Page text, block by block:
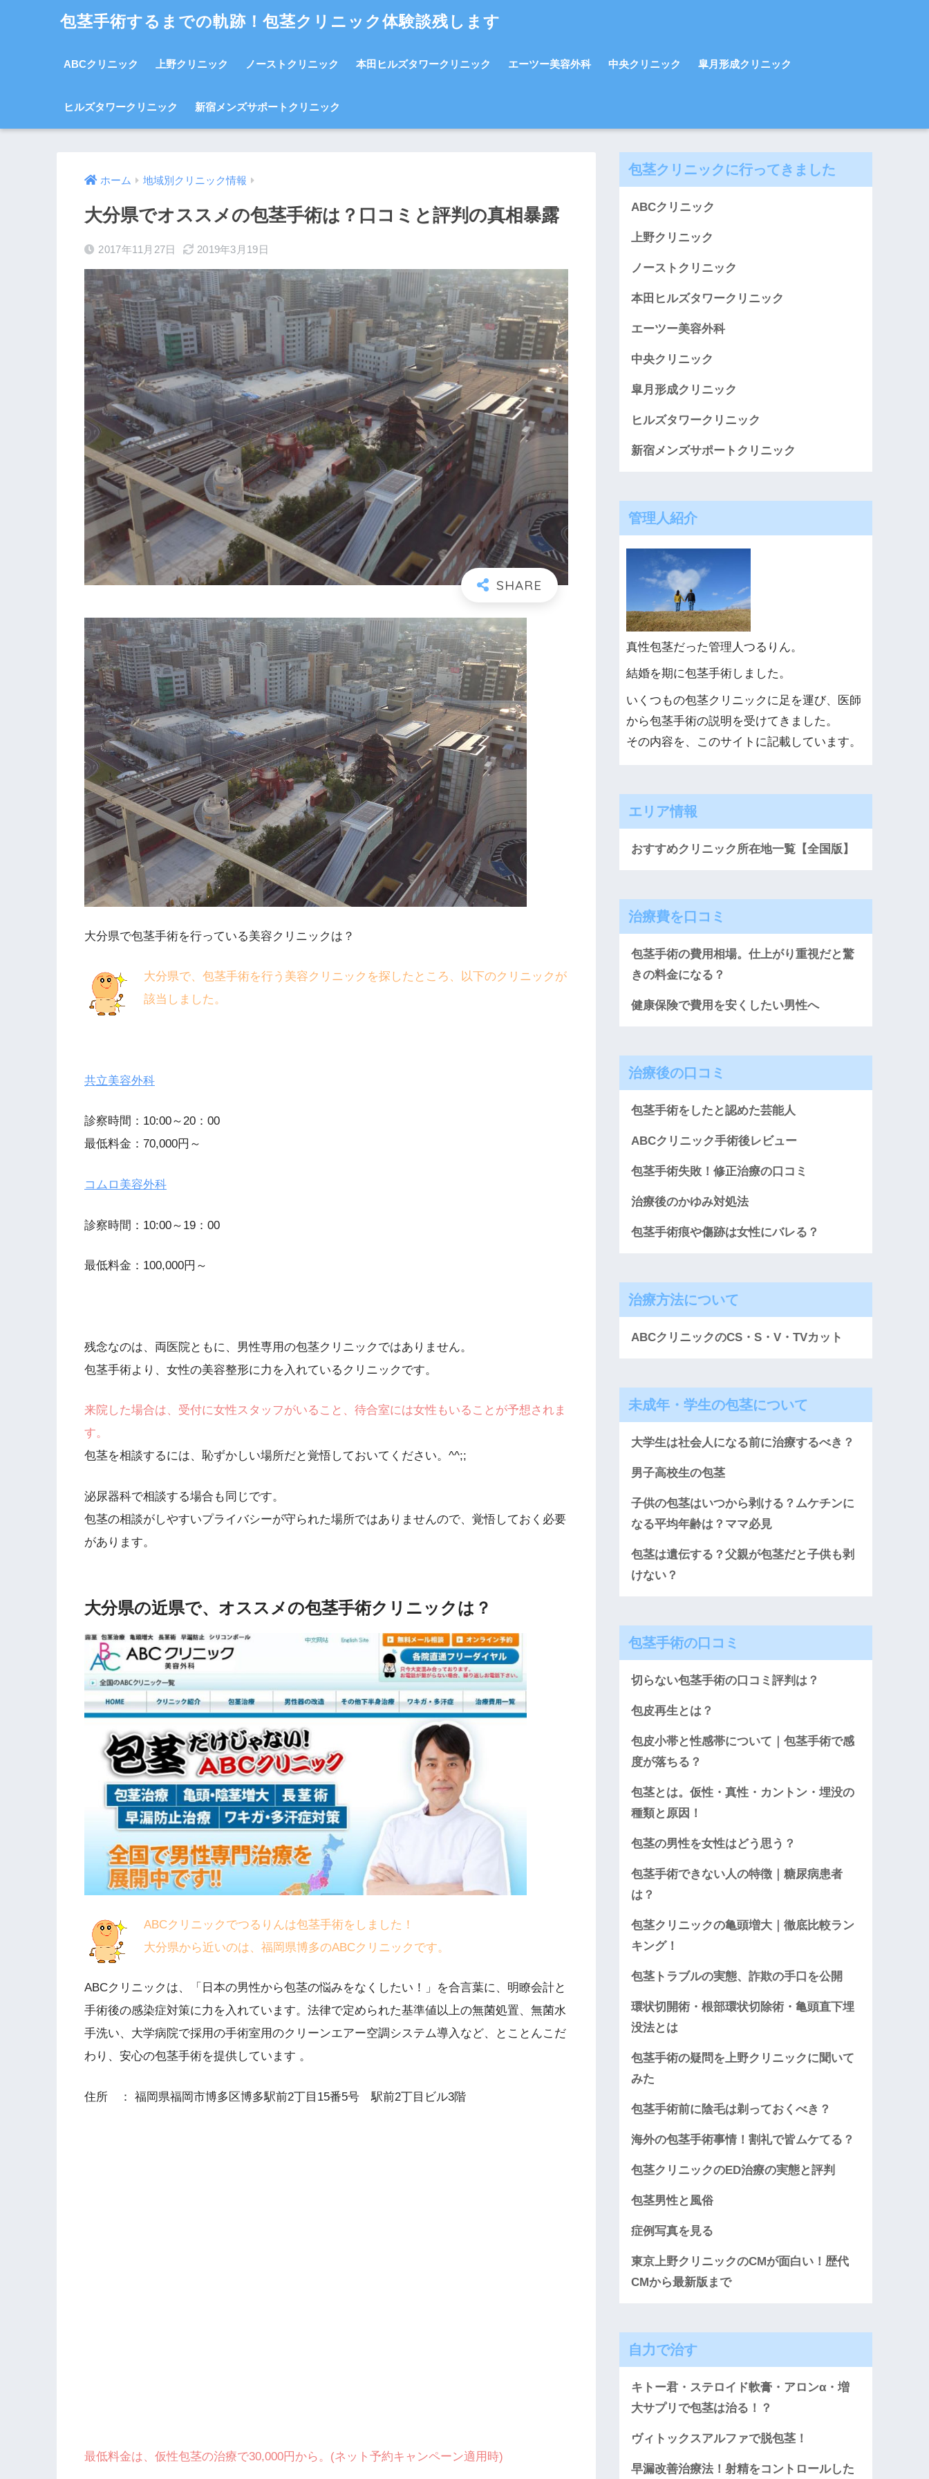
包茎手術するまでの軌跡！包茎クリニック体験談残します
ABCクリニック 上野クリニック ノーストクリニック 本田ヒルズタワークリニック エーツー美容外科 中央クリニック 皐月形成クリニック
ヒルズタワークリニック 新宿メンズサポートクリニック
ホーム 地域別クリニック情報
大分県でオススメの包茎手術は？口コミと評判の真相暴露
2017年11月27日 2019年3月19日
大分県で包茎手術を行っている美容クリニックは？
大分県で、包茎手術を行う美容クリニックを探したところ、以下のクリニックが
該当しました。
共立美容外科
診察時間：10:00～20：00
最低料金：70,000円～
コムロ美容外科
診察時間：10:00～19：00
最低料金：100,000円～
残念なのは、両医院ともに、男性専用の包茎クリニックではありません。
包茎手術より、女性の美容整形に力を入れているクリニックです。
来院した場合は、受付に女性スタッフがいること、待合室には女性もいることが予想されま
す。
包茎を相談するには、恥ずかしい場所だと覚悟しておいてください。^^;;
泌尿器科で相談する場合も同じです。
包茎の相談がしやすいプライバシーが守られた場所ではありませんので、覚悟しておく必要
があります。
大分県の近県で、オススメの包茎手術クリニックは？
ABCクリニックでつるりんは包茎手術をしました！
大分県から近いのは、福岡県博多のABCクリニックです。
ABCクリニックは、「日本の男性から包茎の悩みをなくしたい！」を合言葉に、明瞭会計と
手術後の感染症対策に力を入れています。法律で定められた基準値以上の無菌処置、無菌水
手洗い、大学病院で採用の手術室用のクリーンエアー空調システム導入など、とことんこだ
わり、安心の包茎手術を提供しています 。
住所 ： 福岡県福岡市博多区博多駅前2丁目15番5号 駅前2丁目ビル3階
最低料金は、仮性包茎の治療で30,000円から。(ネット予約キャンペーン適用時)
包茎クリニックに行ってきました
ABCクリニック
上野クリニック
ノーストクリニック
本田ヒルズタワークリニック
エーツー美容外科
中央クリニック
皐月形成クリニック
ヒルズタワークリニック
新宿メンズサポートクリニック
管理人紹介
真性包茎だった管理人つるりん。
結婚を期に包茎手術しました。
いくつもの包茎クリニックに足を運び、医師
から包茎手術の説明を受けてきました。
その内容を、このサイトに記載しています。
エリア情報
おすすめクリニック所在地一覧【全国版】
治療費を口コミ
包茎手術の費用相場。仕上がり重視だと驚
きの料金になる？
健康保険で費用を安くしたい男性へ
治療後の口コミ
包茎手術をしたと認めた芸能人
ABCクリニック手術後レビュー
包茎手術失敗！修正治療の口コミ
治療後のかゆみ対処法
包茎手術痕や傷跡は女性にバレる？
治療方法について
ABCクリニックのCS・S・V・TVカット
未成年・学生の包茎について
大学生は社会人になる前に治療するべき？
男子高校生の包茎
子供の包茎はいつから剥ける？ムケチンに
なる平均年齢は？ママ必見
包茎は遺伝する？父親が包茎だと子供も剥
けない？
包茎手術の口コミ
切らない包茎手術の口コミ評判は？
包皮再生とは？
包皮小帯と性感帯について｜包茎手術で感
度が落ちる？
包茎とは。仮性・真性・カントン・埋没の
種類と原因！
包茎の男性を女性はどう思う？
包茎手術できない人の特徴｜糖尿病患者
は？
包茎クリニックの亀頭増大｜徹底比較ラン
キング！
包茎トラブルの実態、詐欺の手口を公開
環状切開術・根部環状切除術・亀頭直下埋
没法とは
包茎手術の疑問を上野クリニックに聞いて
みた
包茎手術前に陰毛は剃っておくべき？
海外の包茎手術事情！割礼で皆ムケてる？
包茎クリニックのED治療の実態と評判
包茎男性と風俗
症例写真を見る
東京上野クリニックのCMが面白い！歴代
CMから最新版まで
自力で治す
キトー君・ステロイド軟膏・アロンα・増
大サプリで包茎は治る！？
ヴィトックスアルファで脱包茎！
早漏改善治療法！射精をコントロールした